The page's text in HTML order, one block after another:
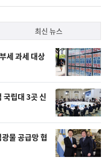
하
락
최신 뉴스
세 과세 대상
립대 3곳 신
물 공급망 협